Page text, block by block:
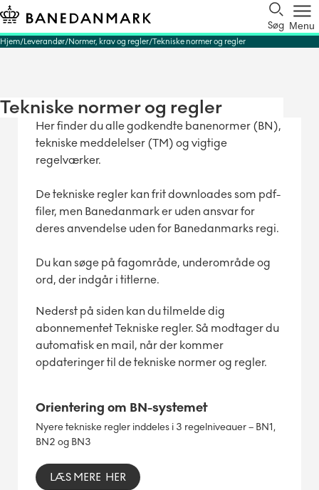
Søg Menu
Hjem Leverandør Normer, krav og regler Tekniske normer og regler
Tekniske normer og regler
Her finder du alle godkendte banenormer (BN),
tekniske meddelelser (TM) og vigtige
regelværker.
De tekniske regler kan frit downloades som pdf-
filer, men Banedanmark er uden ansvar for
deres anvendelse uden for Banedanmarks regi.
Du kan søge på fagområde, underområde og
ord, der indgår i titlerne.
Nederst på siden kan du tilmelde dig
abonnementet Tekniske regler. Så modtager du
automatisk en mail, når der kommer
opdateringer til de tekniske normer og regler.
Orientering om BN-systemet
Nyere tekniske regler inddeles i 3 regelniveauer – BN1,
BN2 og BN3
LÆS MERE HER